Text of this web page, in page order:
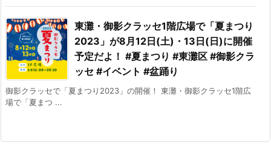
東灘・御影クラッセ1階広場で「夏まつり
2023」が8月12日(土)・13日(日)に開催
予定だよ！ #夏まつり #東灘区 #御影クラ
ッセ #イベント #盆踊り
御影クラッセで「夏まつり2023」の開催！ 東灘・御影クラッセ1階広
場で「夏まつ ...